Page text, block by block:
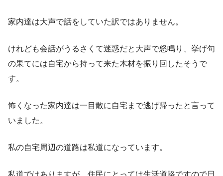
家内達は大声で話をしていた訳ではありません。
けれども会話がうるさくて迷惑だと大声で怒鳴り、挙げ句
の果てには自宅から持って来た木材を振り回したそうで
す。
怖くなった家内達は一目散に自宅まで逃げ帰ったと言って
いました。
私の自宅周辺の道路は私道になっています。